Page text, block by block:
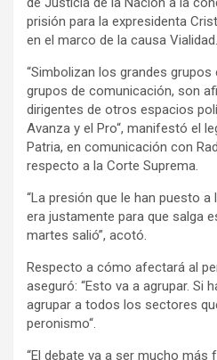
prisión para la expresidenta
en el marco de la causa Vialidad.
“Simbolizan los grandes
grupos de comunicación, son
dirigentes de otros espacios
Avanza y el Pro“, manifestó el
Patria, en comunicación con
respecto a la Corte Suprema.
“La presión que le han puesto
era justamente para que salga
martes salió”, acotó.
Respecto a cómo afectará al
aseguró: “Esto va a agrupar. Si
agrupar a todos los sectores
peronismo“.
“El debate va a ser mucho más